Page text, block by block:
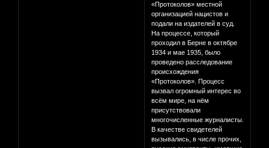
«Протоколов» местной
организацией нацистов и
подали на издателей в суд.
На процессе, который
проходил в Берне в октябре
1934 и мае 1935, было
проведено расследование
происхождения
«Протоколов». Процесс
вызвал огромный интерес во
всём мире, на нём
присутствовали
многочисленные журналисты.
В качестве свидетелей
вызывались, в числе прочих,